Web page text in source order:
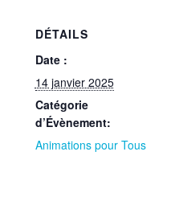
DÉTAILS
Date :
14 janvier 2025
Catégorie
d’Évènement:
Animations pour Tous